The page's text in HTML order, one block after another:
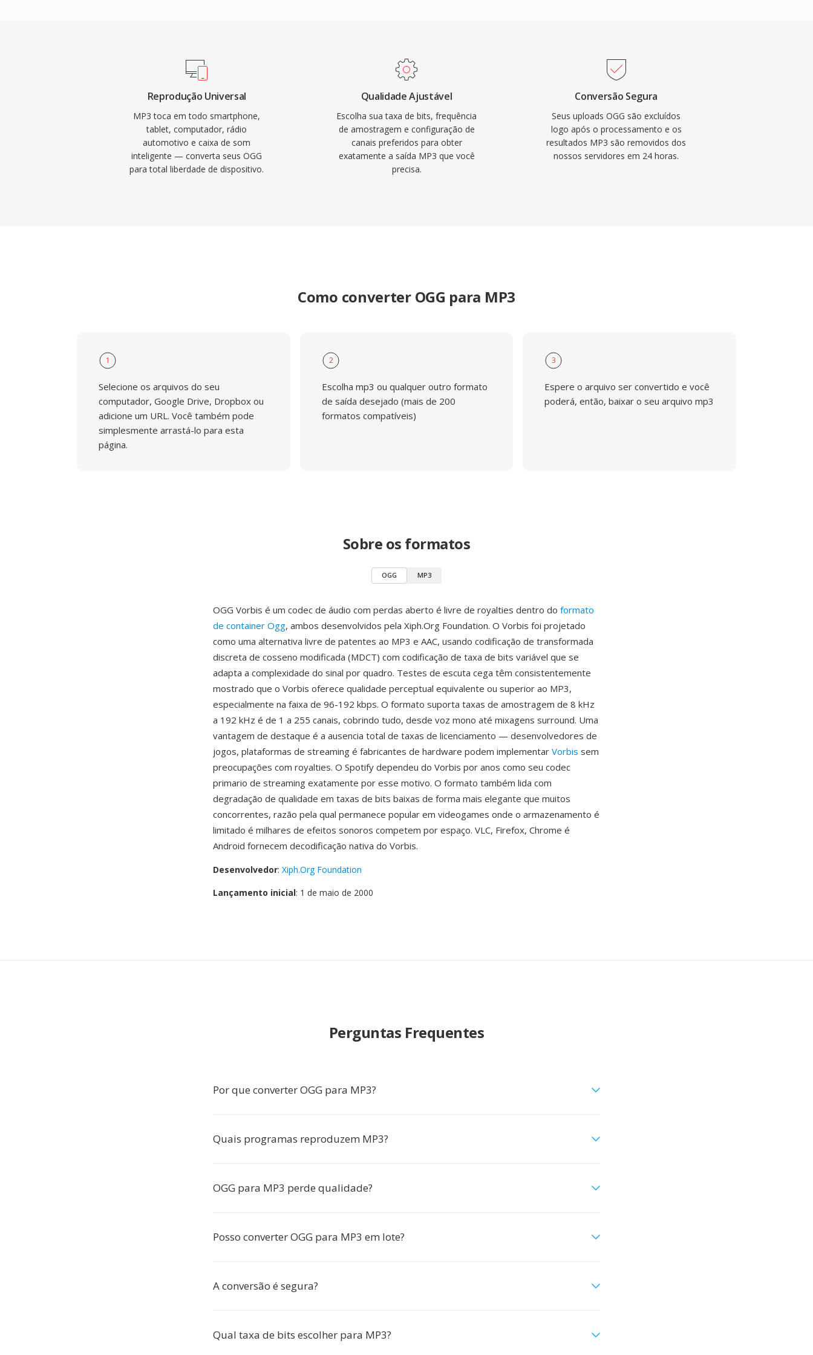
Hoje, o MP3 contínua sendo um dos formatos de áudio mais
universalmente suportados em praticamente todos os
reprodutores de mídia, sistemas operacionais é dispositivos
portáteis.
Reprodução Universal
MP3 toca em todo smartphone,
tablet, computador, rádio
automotivo e caixa de som
inteligente — converta seus OGG
para total liberdade de dispositivo.
Qualidade Ajustável
Escolha sua taxa de bits, frequência
de amostragem e configuração de
canais preferidos para obter
exatamente a saída MP3 que você
precisa.
Conversão Segura
Seus uploads OGG são excluídos
logo após o processamento e os
resultados MP3 são removidos dos
nossos servidores em 24 horas.
Como converter OGG para MP3
1
Selecione os arquivos do seu
computador, Google Drive, Dropbox ou
adicione um URL. Você também pode
simplesmente arrastá-lo para esta
página.
2
Escolha mp3 ou qualquer outro formato
de saída desejado (mais de 200
formatos compatíveis)
3
Espere o arquivo ser convertido e você
poderá, então, baixar o seu arquivo mp3
Sobre os formatos
OGG MP3
OGG Vorbis é um codec de áudio com perdas aberto é livre de royalties dentro do formato
de container Ogg, ambos desenvolvidos pela Xiph.Org Foundation. O Vorbis foi projetado
como uma alternativa livre de patentes ao MP3 e AAC, usando codificação de transformada
discreta de cosseno modificada (MDCT) com codificação de taxa de bits variável que se
adapta a complexidade do sinal por quadro. Testes de escuta cega têm consistentemente
mostrado que o Vorbis oferece qualidade perceptual equivalente ou superior ao MP3,
especialmente na faixa de 96-192 kbps. O formato suporta taxas de amostragem de 8 kHz
a 192 kHz é de 1 a 255 canais, cobrindo tudo, desde voz mono até mixagens surround. Uma
vantagem de destaque é a ausencia total de taxas de licenciamento — desenvolvedores de
jogos, plataformas de streaming é fabricantes de hardware podem implementar Vorbis sem
preocupações com royalties. O Spotify dependeu do Vorbis por anos como seu codec
primario de streaming exatamente por esse motivo. O formato também lida com
degradação de qualidade em taxas de bits baixas de forma mais elegante que muitos
concorrentes, razão pela qual permanece popular em videogames onde o armazenamento é
limitado é milhares de efeitos sonoros competem por espaço. VLC, Firefox, Chrome é
Android fornecem decodificação nativa do Vorbis.
Desenvolvedor: Xiph.Org Foundation
Lançamento inicial: 1 de maio de 2000
Perguntas Frequentes
Por que converter OGG para MP3?
Quais programas reproduzem MP3?
OGG para MP3 perde qualidade?
Posso converter OGG para MP3 em lote?
A conversão é segura?
Qual taxa de bits escolher para MP3?